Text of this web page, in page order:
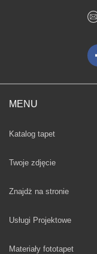
MENU
Katalog tapet
Twoje zdjęcie
Znajdż na stronie
Usługi Projektowe
Materiały fototapet